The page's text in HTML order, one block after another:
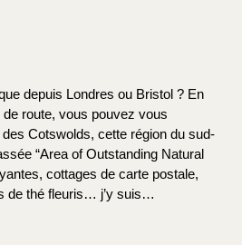
depuis Londres ou Bristol ? En
route, vous pouvez vous
Cotswolds, cette région du sud-
“Area of Outstanding Natural
cottages de carte postale,
de thé fleuris… j’y suis…